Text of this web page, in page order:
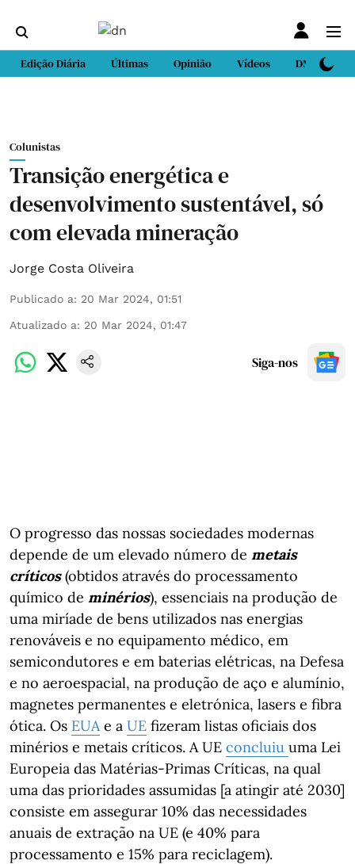
Edição Diária Últimas Opinião Vídeos DN Sport
Colunistas
Transição energética e
desenvolvimento sustentável, só
com elevada mineração
Jorge Costa Oliveira
Publicado a: 20 Mar 2024, 01:51
Atualizado a: 20 Mar 2024, 01:47
Siga-nos
O progresso das nossas sociedades modernas
depende de um elevado número de metais
críticos(obtidos através do processamento
químico de minérios), essenciais na produção de
uma miríade de bens utilizados nas energias
renováveis e no equipamento médico, em
semicondutores e em baterias elétricas, na Defesa
e no aeroespacial, na produção de aço e alumínio,
magnetes permanentes e eletrónica, lasers e fibra
ótica. Os EUAe a UE fizeram listas oficiais dos
minérios e metais críticos. A UE concluiu uma Lei
Europeia das Matérias-Primas Críticas, na qual
uma das prioridades assumidas [a atingir até 2030]
consiste em assegurar 10% das necessidades
anuais de extração na UE (e 40% para
processamento e 15% para reciclagem).